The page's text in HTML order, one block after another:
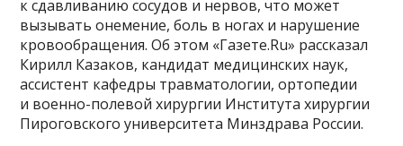
к сдавливанию сосудов и нервов, что может
вызывать онемение, боль в ногах и нарушение
кровообращения. Об этом «Газете.Ru» рассказал
Кирилл Казаков, кандидат медицинских наук,
ассистент кафедры травматологии, ортопедии
и военно-полевой хирургии Института хирургии
Пироговского университета Минздрава России.